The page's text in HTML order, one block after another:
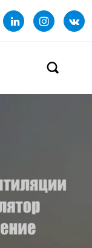
  
